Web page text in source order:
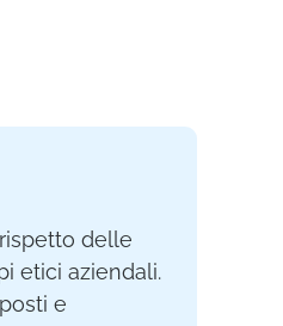
delle
etici aziendali.
e